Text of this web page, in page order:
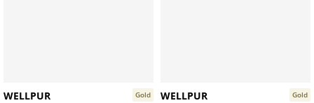
Gold
WELLPUR
Gold
WELLPUR